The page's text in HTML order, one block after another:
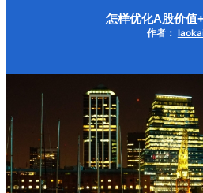
怎样优化A股价值
作者：